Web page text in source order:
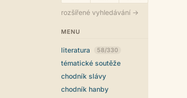
rozšířené vyhledávání →
MENU
literatura 58/330
tématické soutěže
chodník slávy
chodník hanby